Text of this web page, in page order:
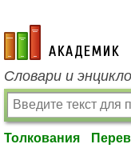
academic.ru
Словари и
Толкования